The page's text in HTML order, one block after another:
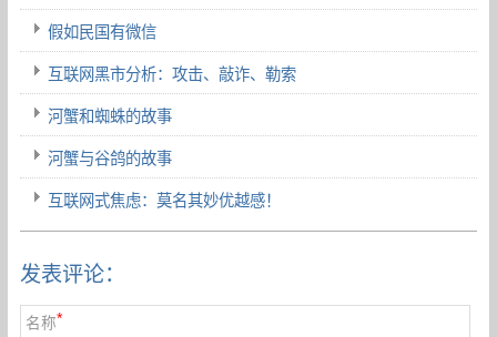
假如民国有微信
互联网黑市分析：攻击、敲诈、勒索
河蟹和蜘蛛的故事
河蟹与谷鸽的故事
互联网式焦虑：莫名其妙优越感！
发表评论：
名称*